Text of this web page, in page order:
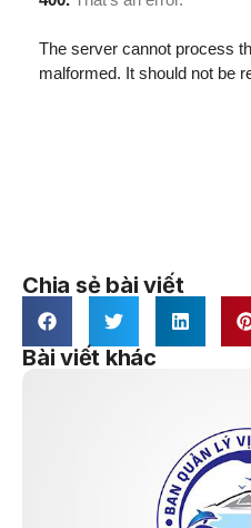
Chia sẻ bài viết
Bài viết khác